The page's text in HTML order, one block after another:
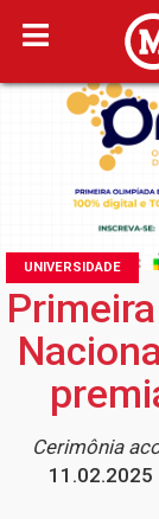
UNIVERSIDADE
Cerimônia
11.02.2025